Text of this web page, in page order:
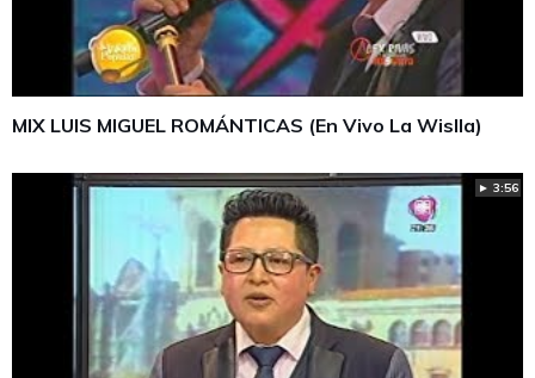
MIX LUIS MIGUEL ROMÁNTICAS (En Vivo La Wislla)
► 3:56